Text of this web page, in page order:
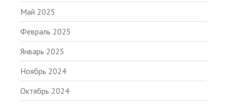
Май 2025
Февраль 2025
Январь 2025
Ноябрь 2024
Октябрь 2024